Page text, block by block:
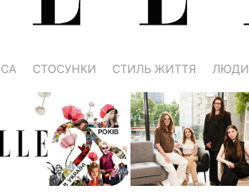
СТОСУНКИ СТИЛЬ ЖИТТЯ ЛЮДИ